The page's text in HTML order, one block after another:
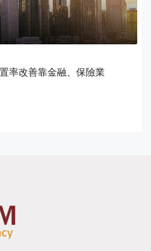
率改善靠金融、保險業